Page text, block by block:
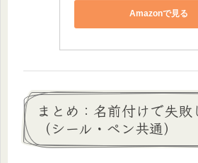
Amazonで見る
まとめ：名前付けで失敗
（シール・ペン共通）